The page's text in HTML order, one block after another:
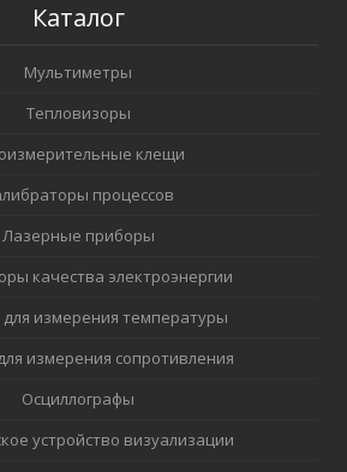
Каталог
Мультиметры
Тепловизоры
клещи
процессов
Лазерные приборы
качества электроэнергии
измерения температуры
измерения сопротивления
Осциллографы
устройство визуализации